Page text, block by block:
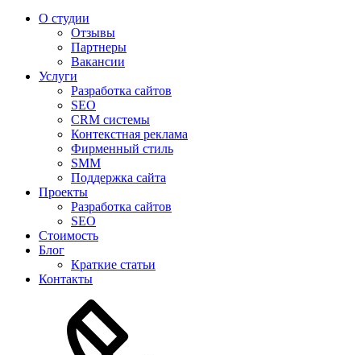
О студии
Отзывы
Партнеры
Вакансии
Услуги
Разработка сайтов
SEO
CRM системы
Контекстная реклама
Фирменный стиль
SMM
Поддержка сайта
Проекты
Разработка сайтов
SEO
Стоимость
Блог
Краткие статьи
Контакты